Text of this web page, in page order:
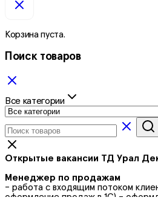
Корзина пуста.
Поиск товаров
Все категории
Открытые вакансии ТД Урал
Менеджер по продажам
- работа с входящим потоком
оформление продаж в 1С) -